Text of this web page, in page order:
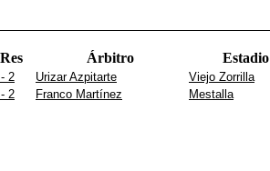
Res Árbitro Estadio
2 Urizar Azpitarte Viejo Zorrilla
2 Franco Martínez Mestalla